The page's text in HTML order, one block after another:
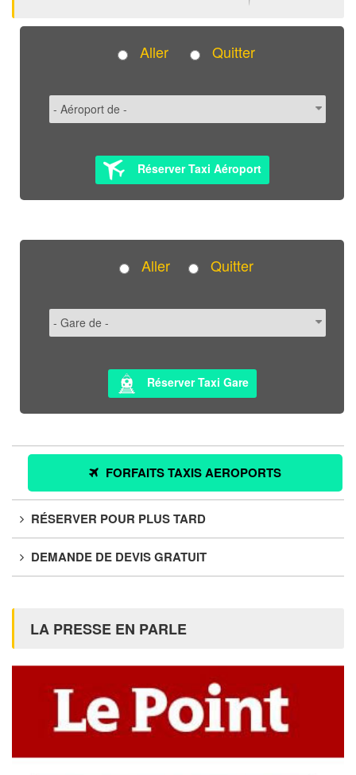
Aller Quitter
Réserver Taxi Aéroport
Aller Quitter
Réserver Taxi Gare
FORFAITS TAXIS AEROPORTS
RÉSERVER POUR PLUS TARD
DEMANDE DE DEVIS GRATUIT
LA PRESSE EN PARLE